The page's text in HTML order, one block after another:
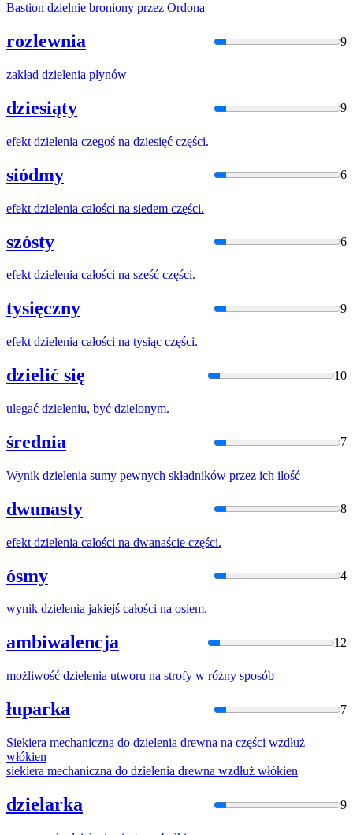
Bastion dzielnie broniony przez Ordona
rozlewnia 9
zakład dzielenia płynów
dziesiąty 9
efekt dzielenia czegoś na dziesięć części.
siódmy 6
efekt dzielenia całości na siedem części.
szósty 6
efektdzielenia całości na sześć części.
tysięczny 9
efekt dzielenia całości na tysiąc części.
dzielić się 10
ulegać dzieleniu, być dzielonym.
średnia 7
Wynik dzielenia sumy pewnych składników przez ich ilość
dwunasty 8
efekt dzielenia całości na dwanaście części.
ósmy 4
wynik dzielenia jakiejś całości na osiem.
ambiwalencja 12
możliwość dzielenia utworu na strofy w różny sposób
łuparka 7
Siekiera mechaniczna do dzielenia drewna na części wzdłuż
włókien
siekiera mechaniczna do dzielenia drewna wzdłuż włókien
dzielarka 9